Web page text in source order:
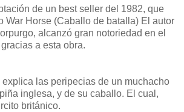
de un best seller del 1982, que
War Horse (Caballo de batalla) El autor
alcanzó gran notoriedad en el
a esta obra.
explica las peripecias de un muchacho
inglesa, y de su caballo. El cual,
británico.